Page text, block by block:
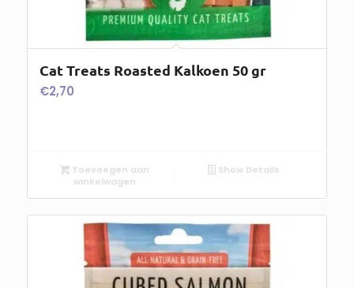
Cat Treats Roasted Kalkoen 50 gr
€2,70
Toevoegen aan
winkelwagen
Show Details